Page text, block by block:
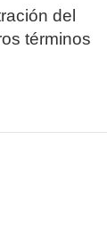
del
términos